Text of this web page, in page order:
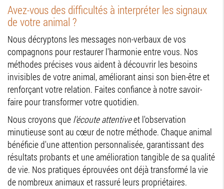
Avez-vous des difficultés à interpréter les signaux
de votre animal ?
Nous décryptons les messages non-verbaux de vos
compagnons pour restaurer l'harmonie entre vous. Nos
méthodes précises vous aident à découvrir les besoins
invisibles de votre animal, améliorant ainsi son bien-être et
renforçant votre relation. Faites confiance à notre savoir-
faire pour transformer votre quotidien.
Nous croyons que l'écoute attentiveet l'observation
minutieuse sont au cœur de notre méthode. Chaque animal
bénéficie d'une attention personnalisée, garantissant des
résultats probants et une amélioration tangible de sa qualité
de vie. Nos pratiques éprouvées ont déjà transformé la vie
de nombreux animaux et rassuré leurs propriétaires.